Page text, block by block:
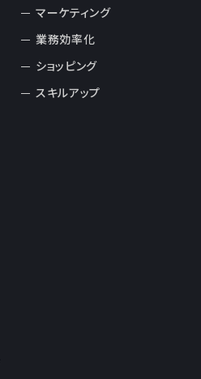
マーケティング
業務効率化
ショッピング
スキルアップ